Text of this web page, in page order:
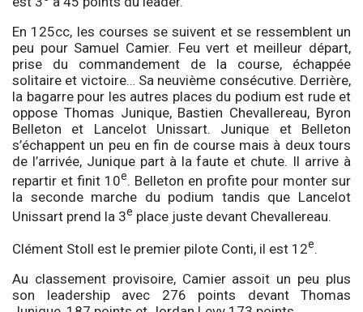
En 125cc, les courses se suivent et se ressemblent un
peu pour Samuel Camier. Feu vert et meilleur départ,
prise du commandement de la course, échappée
solitaire et victoire… Sa neuvième consécutive. Derrière,
la bagarre pour les autres places du podium est rude et
oppose Thomas Junique, Bastien Chevallereau, Byron
Belleton et Lancelot Unissart. Junique et Belleton
s’échappent un peu en fin de course mais à deux tours
de l’arrivée, Junique part à la faute et chute. Il arrive à
repartir et finit 10e. Belleton en profite pour monter sur
la seconde marche du podium tandis que Lancelot
Unissart prend la 3e place juste devant Chevallereau.
Clément Stoll est le premier pilote Conti, il est 12e.
Au classement provisoire, Camier assoit un peu plus
son leadership avec 276 points devant Thomas